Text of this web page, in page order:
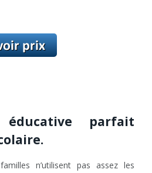
parfait
n’utilisent pas assez les